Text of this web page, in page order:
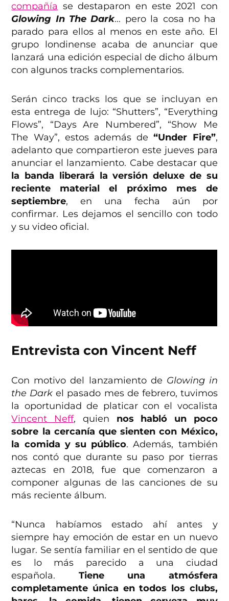
compañía se destaparon en este 2021 con
Glowing In The Dark… pero la cosa no ha
parado para ellos al menos en este año. El
grupo londinense acaba de anunciar que
lanzará una edición especial de dicho álbum
con algunos tracks complementarios.
Serán cinco tracks los que se incluyan en
esta entrega de lujo: “Shutters”, “Everything
Flows”, “Days Are Numbered”, “Show Me
The Way”, estos además de“Under Fire”,
adelanto que compartieron este jueves para
anunciar el lanzamiento. Cabe destacar que
la banda liberará la versión deluxe de su
reciente material el próximo mes de
septiembre, en una fecha aún por
confirmar. Les dejamos el sencillo con todo
y su video oficial.
Entrevista con Vincent Neff
Con motivo del lanzamiento de Glowing in
the Dark el pasado mes de febrero, tuvimos
la oportunidad de platicar con el vocalista
Vincent Neff, quien nos habló un poco
sobre la cercanía que sienten con México,
la comida y su público. Además, también
nos contó que durante su paso por tierras
aztecas en 2018, fue que comenzaron a
componer algunas de las canciones de su
más reciente álbum.
“Nunca habíamos estado ahí antes y
siempre hay emoción de estar en un nuevo
lugar. Se sentía familiar en el sentido de que
es lo más parecido a una ciudad
española. Tiene una atmósfera
completamente única en todos los clubs,